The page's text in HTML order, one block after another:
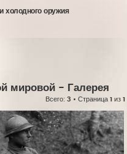
холодного оружия
мировой - Галерея
Всего: 3 • Страница 1 из 1